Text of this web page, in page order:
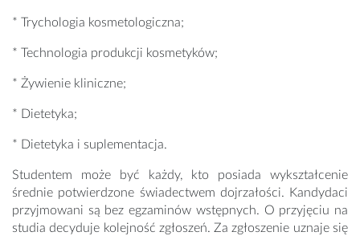
* Trychologia kosmetologiczna;
* Technologia produkcji kosmetyków;
* Żywienie kliniczne;
* Dietetyka;
* Dietetyka i suplementacja.
Studentem może być każdy, kto posiada wykształcenie
średnie potwierdzone świadectwem dojrzałości. Kandydaci
przyjmowani są bez egzaminów wstępnych. O przyjęciu na
studia decyduje kolejność zgłoszeń. Za zgłoszenie uznaje się